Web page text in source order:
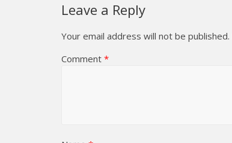
Leave a Reply
Your email address will not be published.
Comment *